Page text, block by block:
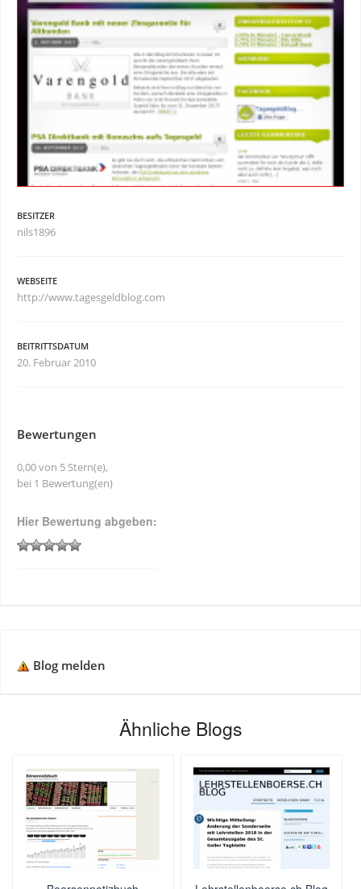
BESITZER
nils1896
WEBSEITE
http://www.tagesgeldblog.com
BEITRITTSDATUM
20. Februar 2010
Bewertungen
0,00 von 5 Stern(e),
bei 1 Bewertung(en)
Hier Bewertung abgeben:
Blog melden
Ähnliche Blogs